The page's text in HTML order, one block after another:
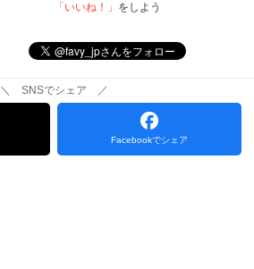
「いいね！」 をしよう
＼ SNSでシェア ／
Facebookでシェア